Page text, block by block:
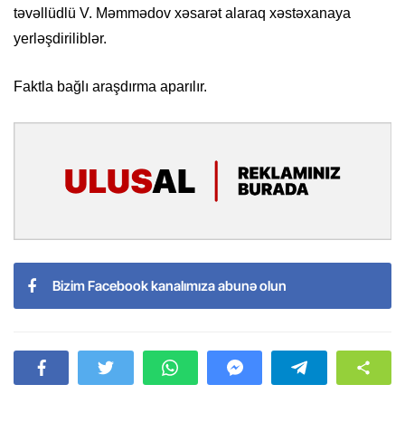
təvəllüdlü V. Məmmədov xəsarət alaraq xəstəxanaya
yerləşdiriliblər.
Faktla bağlı araşdırma aparılır.
Bizim Facebook kanalımıza abunə olun